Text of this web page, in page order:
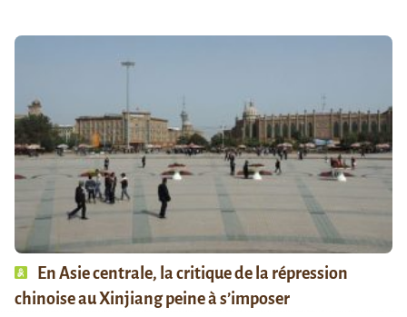
En Asie centrale, la critique de la répression
chinoise au Xinjiang peine à s’imposer